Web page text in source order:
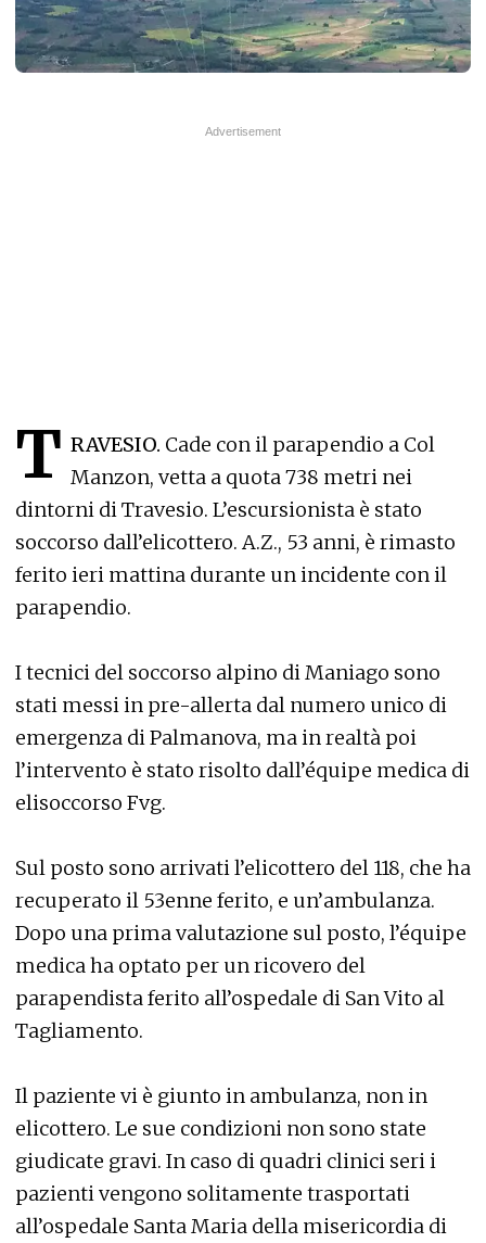
T RAVESIO. Cade con il parapendio a Col
Manzon, vetta a quota 738 metri nei
dintorni di Travesio. L’escursionista è stato
soccorso dall’elicottero. A.Z., 53 anni, è rimasto
ferito ieri mattina durante un incidente con il
parapendio.
I tecnici del soccorso alpino di Maniago sono
stati messi in pre-allerta dal numero unico di
emergenza di Palmanova, ma in realtà poi
l’intervento è stato risolto dall’équipe medica di
elisoccorso Fvg.
Sul posto sono arrivati l’elicottero del 118, che ha
recuperato il 53enne ferito, e un’ambulanza.
Dopo una prima valutazione sul posto, l’équipe
medica ha optato per un ricovero del
parapendista ferito all’ospedale di San Vito al
Tagliamento.
Il paziente vi è giunto in ambulanza, non in
elicottero. Le sue condizioni non sono state
giudicate gravi. In caso di quadri clinici seri i
pazienti vengono solitamente trasportati
all’ospedale Santa Maria della misericordia di